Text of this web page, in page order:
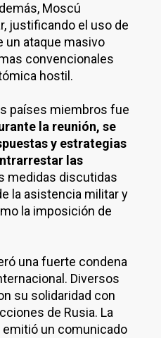
Moscú
justificando el uso de
un ataque masivo
convencionales
hostil.
países miembros fue
la reunión, se
y estrategias
las
medidas discutidas
la asistencia militar y
la imposición de
una fuerte condena
Diversos
su solidaridad con
de Rusia. La
emitió un comunicado